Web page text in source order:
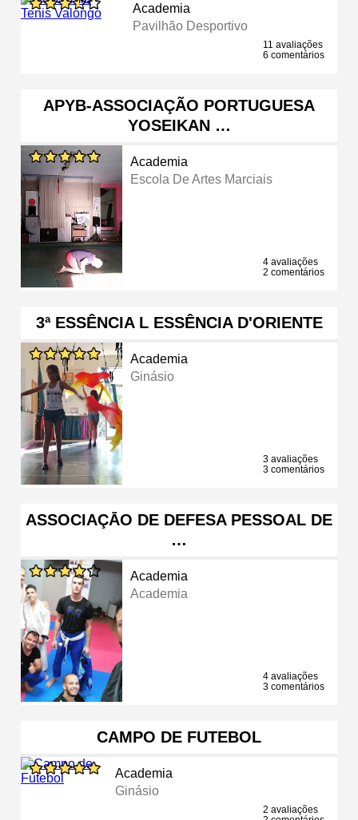
Academia
Pavilhão Desportivo
11 avaliações
6 comentários
APYB-ASSOCIAÇÃO PORTUGUESA
YOSEIKAN …
Academia
Escola De Artes Marciais
4 avaliações
2 comentários
3ª ESSÊNCIA L ESSÊNCIA D'ORIENTE
Academia
Ginásio
3 avaliações
3 comentários
ASSOCIAÇĀO DE DEFESA PESSOAL DE
…
Academia
Academia
4 avaliações
3 comentários
CAMPO DE FUTEBOL
Academia
Ginásio
2 avaliações